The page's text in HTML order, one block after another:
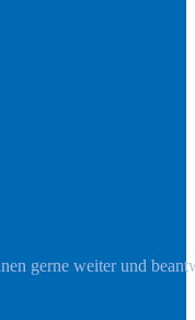
gerne weiter und